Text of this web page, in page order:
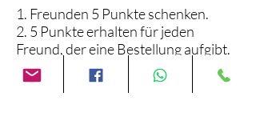
Freunden 5 Punkte schenken.
5 Punkte erhalten für jeden
Freund, der eine Bestellung aufgibt.